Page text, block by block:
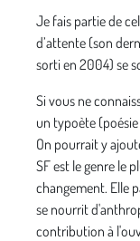
Je fais partie de
d’attente (son
sorti en 2004) se
Si vous ne
un typoète
On pourrait y
SF est le genre le
changement. Elle
se nourrit
contribution à